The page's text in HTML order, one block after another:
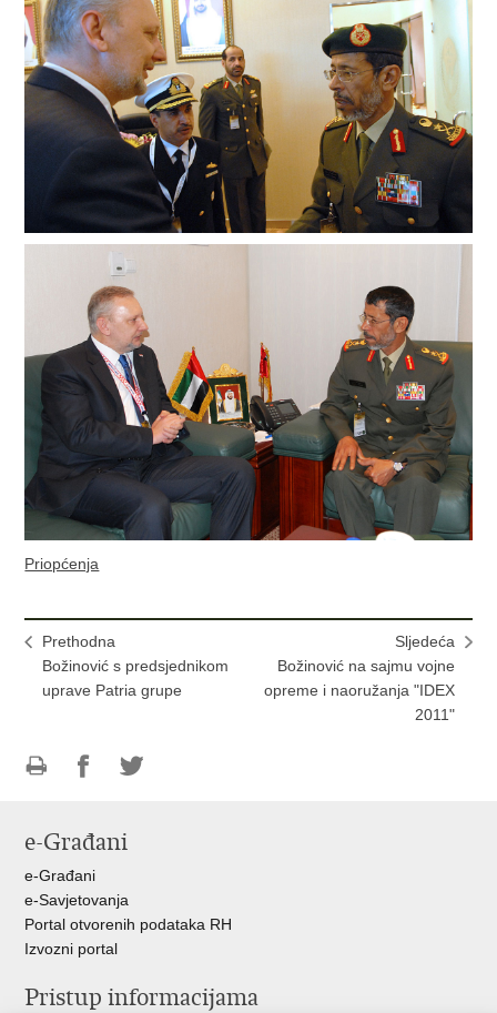
Priopćenja
Prethodna
Božinović s predsjednikom
uprave Patria grupe
Sljedeća
Božinović na sajmu vojne
opreme i naoružanja "IDEX
2011"
FacebookuTwitteru
e-Građani
e-Građani
e-Savjetovanja
Portal otvorenih podataka RH
Izvozni portal
Pristup informacijama